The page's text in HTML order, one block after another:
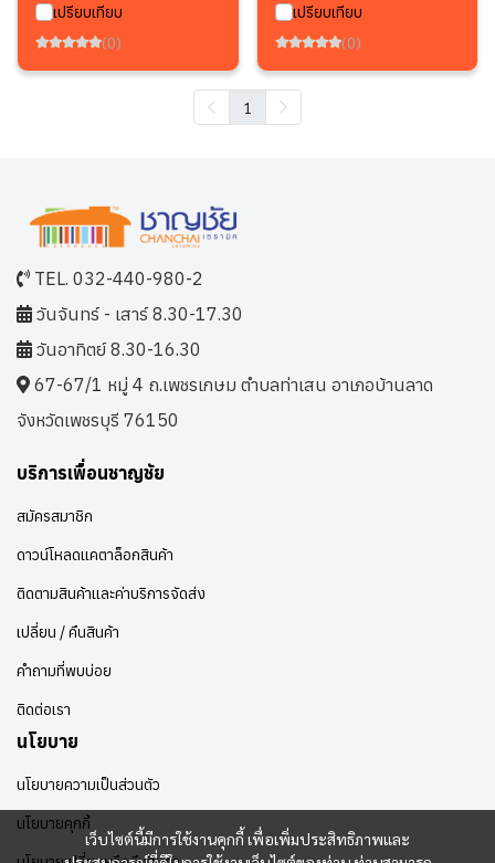
เปรียบเทียบ
(0)
เปรียบเทียบ
(0)
1
เว็บไซต์นี้มีการใช้งานคุกกี้ เพื่อเพิ่มประสิทธิภาพและ
TEL. 032-440-980-2
วันจันทร์ - เสาร์ 8.30-17.30
วันอาทิตย์ 8.30-16.30
67-67/1 หมู่ 4 ถ.เพชรเกษม ตำบลท่าเสน อาเภอบ้านลาด
จังหวัดเพชรบุรี 76150
บริการเพื่อนชาญชัย
สมัครสมาชิก
ดาวน์โหลดแคตาล็อกสินค้า
ติดตามสินค้าและค่าบริการจัดส่ง
เปลี่ยน / คืนสินค้า
คำถามที่พบบ่อย
ติดต่อเรา
นโยบาย
นโยบายความเป็นส่วนตัว
นโยบายคุกกี้